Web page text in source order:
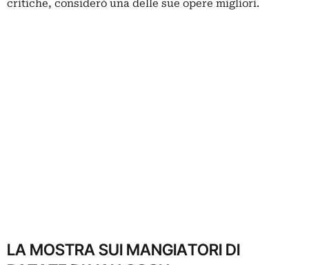
critiche, considerò una delle sue opere migliori.
LA MOSTRA SUI MANGIATORI DI